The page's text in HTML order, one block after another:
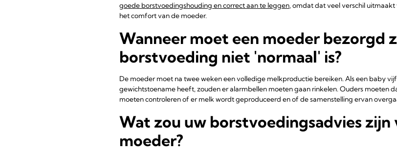
goede borstvoedingshouding en correct aan te leggen, omdat dat veel verschil
het comfort van de moeder.
Wanneer moet een moeder bezorgd
borstvoeding niet 'normaal' is?
De moeder moet na twee weken een volledige melkproductie bereiken. Als een baby
gewichtstoename heeft, zouden er alarmbellen moeten gaan rinkelen. Ouders moeten
moeten controleren of er melk wordt geproduceerd en of de samenstelling ervan
Wat zou uw borstvoedingsadvies zijn
moeder?